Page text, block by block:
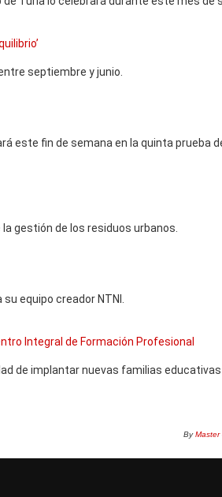
septiembre y junio.
este fin de semana en la quinta prueba
gestión de los residuos urbanos.
equipo creador NTNI.
Integral de Formación Profesional
de implantar nuevas familias
ByMaster